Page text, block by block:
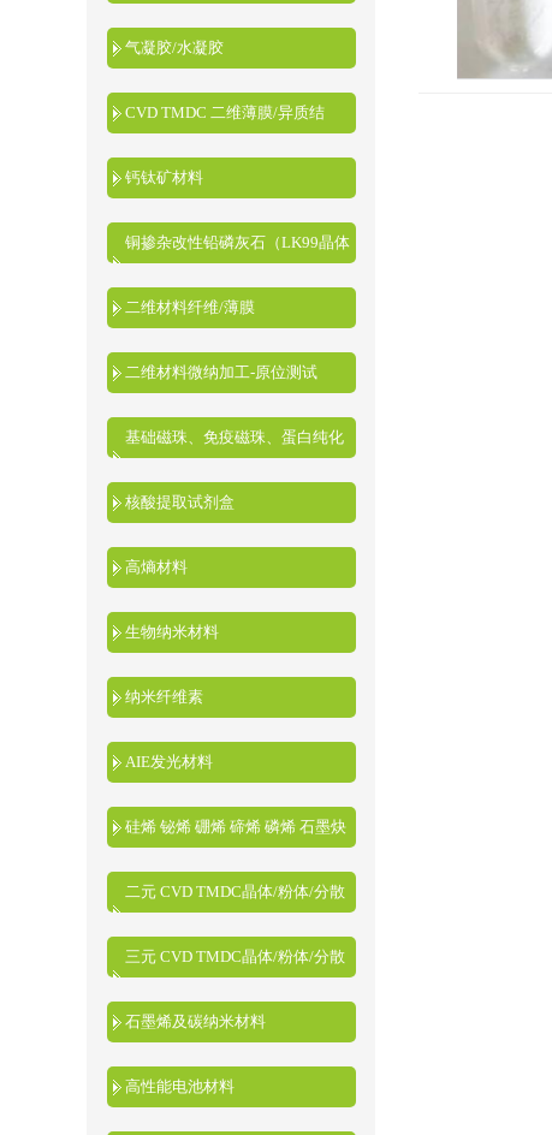
气凝胶/水凝胶
CVD TMDC 二维薄膜/异质结
钙钛矿材料
铜掺杂改性铅磷灰石（LK99晶体
粉末）
二维材料纤维/薄膜
二维材料微纳加工-原位测试
基础磁珠、免疫磁珠、蛋白纯化
磁珠、核酸提取磁珠
核酸提取试剂盒
高熵材料
生物纳米材料
纳米纤维素
AIE发光材料
硅烯 铋烯 硼烯 碲烯 磷烯 石墨炔
二元 CVD TMDC晶体/粉体/分散
液
三元 CVD TMDC晶体/粉体/分散
液
石墨烯及碳纳米材料
高性能电池材料